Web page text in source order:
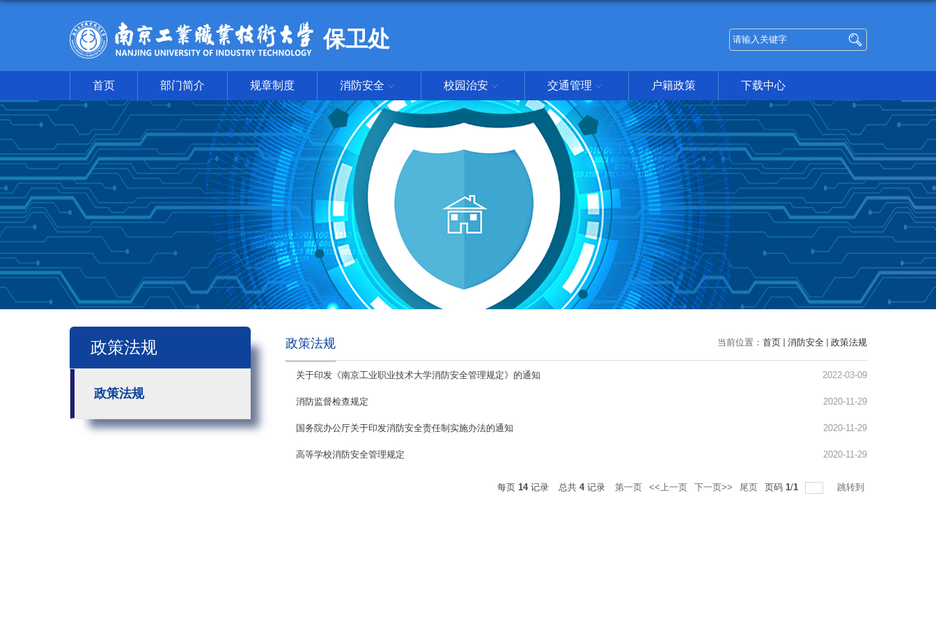
保卫处
首页 部门简介 规章制度 消防安全 校园治安 交通管理 户籍政策 下载中心
政策法规
政策法规
当前位置： 首页 消防安全 政策法规
政策法规
关于印发《南京工业职业技术大学消防安全管理规定》的通知 2022-03-09
消防监督检查规定 2020-11-29
国务院办公厅关于印发消防安全责任制实施办法的通知 2020-11-29
高等学校消防安全管理规定 2020-11-29
每页 14记录 总共 4记录 第一页 <<上一页 下一页>> 尾页 页码 1/1 跳转到